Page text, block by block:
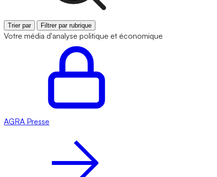
Trier par Filtrer par rubrique
Votre média d'analyse politique et économique
AGRA Presse